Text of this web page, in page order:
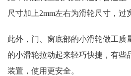
尺寸加上2mm左右为滑轮尺寸，过
此外，门、窗底部的小滑轮做工质
的小滑轮拉动起来轻巧快捷，有些
装置，使用更安全。